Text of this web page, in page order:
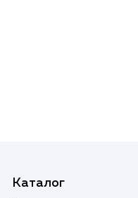
Каталог